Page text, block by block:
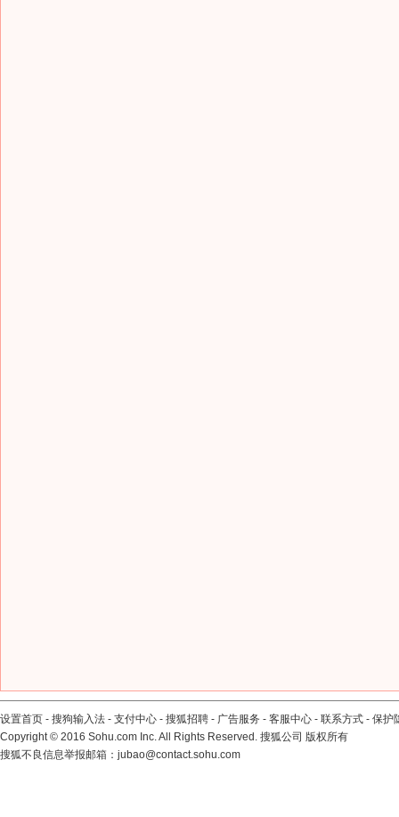
设置首页 - 搜狗输入法 - 支付中心 - 搜狐招聘 - 广告服务 - 客服中心 - 联系方式 - 保护
Copyright© 2016 Sohu.com Inc. All Rights Reserved. 搜狐公司 版权所有
搜狐不良信息举报邮箱： jubao@contact.sohu.com